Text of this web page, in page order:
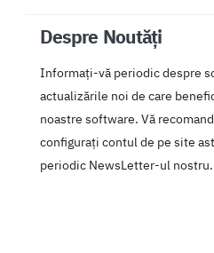
Despre Noutăți
Informați-vă periodic despre
actualizările noi de care
noastre software. Vă
configurați contul de pe site
periodic NewsLetter-ul nostru.